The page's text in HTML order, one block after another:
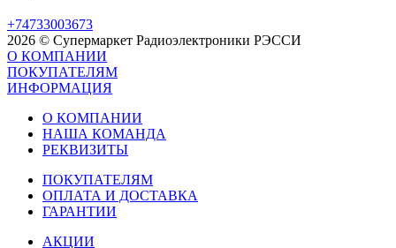
+74733003673
2026 © Супермаркет Радиоэлектроники РЭССИ
О КОМПАНИИ
ПОКУПАТЕЛЯМ
ИНФОРМАЦИЯ
О КОМПАНИИ
НАША КОМАНДА
РЕКВИЗИТЫ
ПОКУПАТЕЛЯМ
ОПЛАТА И ДОСТАВКА
ГАРАНТИИ
АКЦИИ